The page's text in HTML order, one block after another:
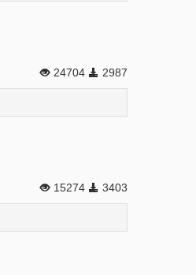
24704 2987
15274 3403